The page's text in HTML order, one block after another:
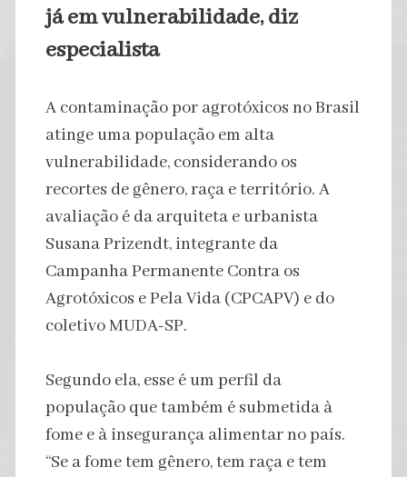
já em vulnerabilidade, diz
especialista
A contaminação por agrotóxicos no Brasil
atinge uma população em alta
vulnerabilidade, considerando os
recortes de gênero, raça e território. A
avaliação é da arquiteta e urbanista
Susana Prizendt, integrante da
Campanha Permanente Contra os
Agrotóxicos e Pela Vida (CPCAPV) e do
coletivo MUDA-SP.
Segundo ela, esse é um perfil da
população que também é submetida à
fome e à insegurança alimentar no país.
“Se a fome tem gênero, tem raça e tem